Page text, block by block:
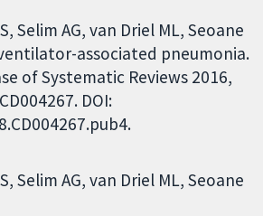
Selim AG, van Driel ML, Seoane
associated pneumonia.
of Systematic Reviews 2016,
DOI:
Selim AG van Driel ML Seoane